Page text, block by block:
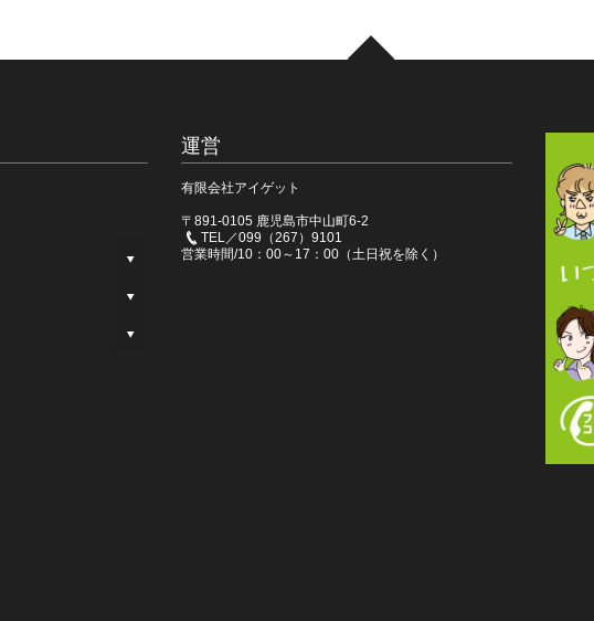
運営
有限会社アイゲット
〒891-0105 鹿児島市中山町6-2
TEL／099（267）9101
営業時間/10：00～17：00（土日祝を除く）